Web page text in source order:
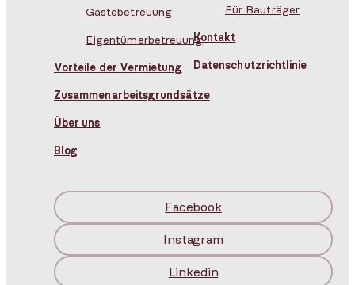
Gästebetreuung
Eigentümerbetreuung
Vorteile der Vermietung
Zusammenarbeitsgrundsätze
Über uns
Blog
Für Bauträger
Kontakt
Datenschutzrichtlinie
Facebook
Instagram
Linkedin